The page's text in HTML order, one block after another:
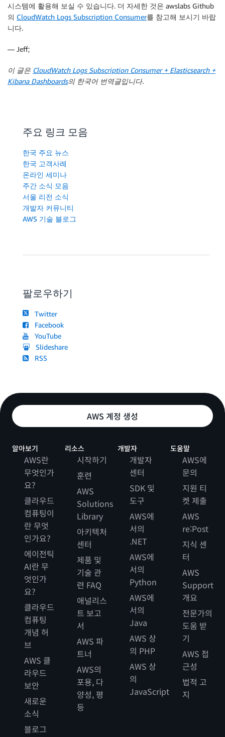
시스템에 활용해 보실 수 있습니다. 더 자세한 것은 awslabs Github
의 CloudWatch Logs Subscription Consumer를 참고해 보시기 바랍
니다.
— Jeff;
이 글은 CloudWatch Logs Subscription Consumer + Elasticsearch +
Kibana Dashboards의 한국어 번역글입니다.
주요 링크 모음
한국 주요 뉴스
한국 고객사례
온라인 세미나
주간 소식 모음
서울 리전 소식
개발자 커뮤니티
AWS 기술 블로그
팔로우하기
Twitter
Facebook
YouTube
Slideshare
RSS
AWS 계정 생성
알아보기
AWS란
무엇인가
요?
클라우드
컴퓨팅이
란 무엇
인가요?
에이전틱
AI란 무
엇인가
요?
클라우드
컴퓨팅
개념 허
브
AWS 클
라우드
보안
새로운
소식
블로그
리소스
시작하기
훈련
AWS
Solutions
Library
아키텍처
센터
제품 및
기술 관
련 FAQ
애널리스
트 보고
서
AWS 파
트너
AWS의
포용, 다
양성, 평
등
개발자
개발자
센터
SDK 및
도구
AWS에
서의
.NET
AWS에
서의
Python
AWS에
서의
Java
AWS 상
의 PHP
AWS 상
의
JavaScript
도움말
AWS에
문의
지원 티
켓 제출
AWS
re:Post
지식 센
터
AWS
Support
개요
전문가의
도움 받
기
AWS 접
근성
법적 고
지